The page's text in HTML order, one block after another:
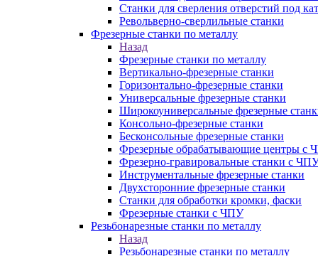
Станки для сверления отверстий под
Револьверно-сверлильные станки
Фрезерные станки по металлу
Назад
Фрезерные станки по металлу
Вертикально-фрезерные станки
Горизонтально-фрезерные станки
Универсальные фрезерные станки
Широкоуниверсальные фрезерные
Консольно-фрезерные станки
Бесконсольные фрезерные станки
Фрезерные обрабатывающие центры с
Фрезерно-гравировальные станки с
Инструментальные фрезерные станки
Двухсторонние фрезерные станки
Станки для обработки кромки, фаски
Фрезерные станки с ЧПУ
Резьбонарезные станки по металлу
Назад
Резьбонарезные станки по металлу